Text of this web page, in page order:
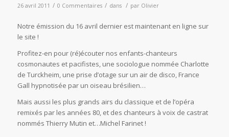
26 avril 2011 / 0 Commentaires / dans / par Olivier
Notre émission du 16 avril dernier est maintenant en ligne sur
le site !
Profitez-en pour (ré)écouter nos enfants-chanteurs
cosmonautes et pacifistes, une sociologue nommée Charlotte
de Turckheim, une prise d’otage sur un air de disco, France
Gall hypnotisée par un oiseau brésilien…
Mais aussi les plus grands airs du classique et de l’opéra
remixés par les années 80, et des chanteurs à voix de castrat
nommés Thierry Mutin et…Michel Farinet !